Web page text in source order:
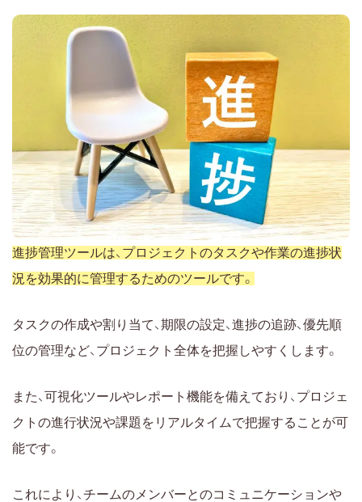
進捗管理ツールは、プロジェクトのタスクや作業の進捗状
況を効果的に管理するためのツールです。
タスクの作成や割り当て、期限の設定、進捗の追跡、優先順
位の管理など、プロジェクト全体を把握しやすくします。
また、可視化ツールやレポート機能を備えており、プロジェ
クトの進行状況や課題をリアルタイムで把握することが可
能です。
これにより、チームのメンバーとのコミュニケーションや